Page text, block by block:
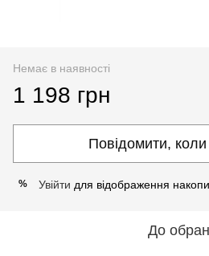
Немає в наявності
1 198 грн
Повідомити, коли
% Увійти для відображення
До